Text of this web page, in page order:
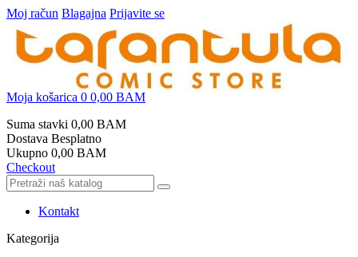
Moj račun Blagajna Prijavite se
Moja košarica 0 0,00 BAM
Suma stavki 0,00 BAM
Dostava Besplatno
Ukupno 0,00 BAM
Checkout
Kontakt
Kategorija